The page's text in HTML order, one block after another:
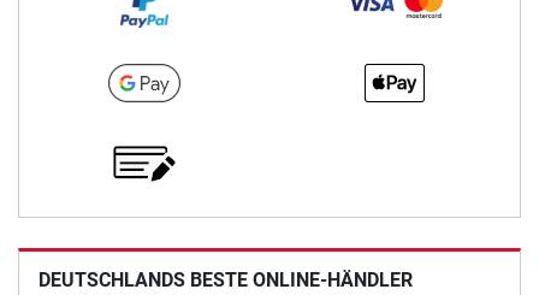
DEUTSCHLANDS BESTE ONLINE-HÄNDLER